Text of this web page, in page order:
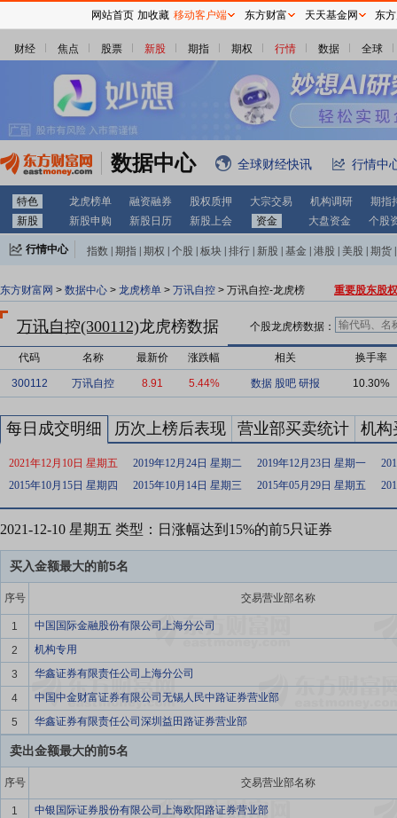
财经 焦点 股票 新股 期指 期权 行情 数据 全球
数据中心 全球财经快讯 行情中
特色 龙虎榜单 融资融券 股权质押 大宗交易 机构调研
期指
新股
新股申购 新股日历 新股上会 资金 大盘资金 个股
行情中心 指数 期指 期权 个股 板块 排行 新股 基金 港股 美股 期货
东方财富网 > 数据中心 > 龙虎榜单 > 万讯自控 > 万讯自控-龙虎榜 重要股东股
万讯自控(300112)龙虎榜数据 个股龙虎榜数据：
代码 名称 最新价 涨跌幅 相关 换手率
300112 万讯自控 8.91 5.44% 数据 股吧 研报 10.30%
每日成交明细 历次上榜后表现 营业部买卖统计 机构
2021年12月10日 星期五 2019年12月24日 星期二 2019年12月23日 星期一
2015年10月15日 星期四
2015年10月14日 星期三 2015年05月29日 星期五
2021-12-10 星期五 类型：日涨幅达到15%的前5只证券
买入金额最大的前5名
序号 交易营业部名称
1
中国国际金融股份有限公司上海分公司
2
机构专用
3
华鑫证券有限责任公司上海分公司
4
中国中金财富证券有限公司无锡人民中路证券营业部
5
华鑫证券有限责任公司深圳益田路证券营业部
卖出金额最大的前5名
序号 交易营业部名称
1
中银国际证券股份有限公司上海欧阳路证券营业部
网站首页 加收藏 移动客户端 东方财富 天天基金网 东